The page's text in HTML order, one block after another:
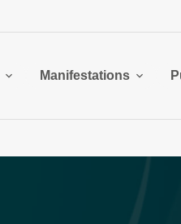
Manifestations